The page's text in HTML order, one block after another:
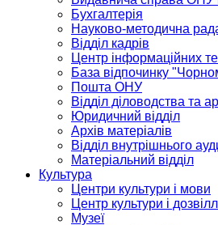
Бухгалтерія
Науково-методична
Відділ кадрів
Центр інформаційних
База відпочинку
Пошта ОНУ
Відділ діловодства та
Юридичний відділ
Архів матеріалів
Відділ внутрішнього
Матеріальний відділ
Культура
Центри культури і мови
Центр культури і
Музеї